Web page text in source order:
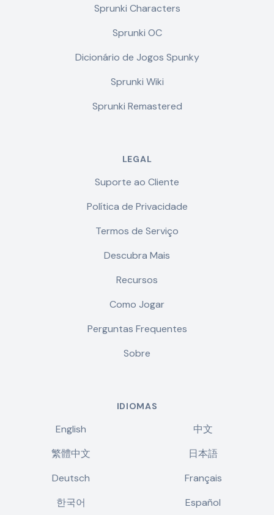
Sprunki Characters
Sprunki OC
Dicionário de Jogos Spunky
Sprunki Wiki
Sprunki Remastered
LEGAL
Suporte ao Cliente
Política de Privacidade
Termos de Serviço
Descubra Mais
Recursos
Como Jogar
Perguntas Frequentes
Sobre
IDIOMAS
English
中文
繁體中文
日本語
Deutsch
Français
한국어
Español